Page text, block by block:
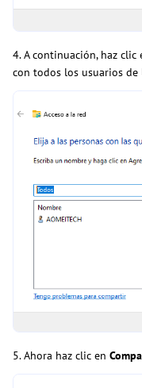
4. A continuación, haz clic
con todos los usuarios de
5. Ahora haz clic en